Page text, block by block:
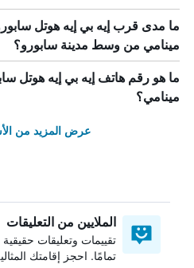
ما مدى قرب إيه بي إيه هوتل
مينامي من وسط مدينة سابورو؟
ما هو رقم هاتف إيه بي إيه هوتل
مينامي؟
عرض المزيد من
الملايين من التعليقات
تقييمات وتعليقات
تمامًا. احجز إقامتك